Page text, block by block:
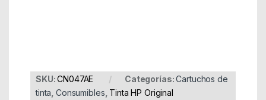
SKU:CN047AE Categorías:Cartuchos de
tinta ,Consumibles Tinta HP Original